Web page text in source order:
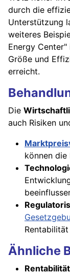
durch die
Unterstützung
weiteres
Energy
Größe und
erreicht.
Die
auch Risiken
können die
Ähnliche